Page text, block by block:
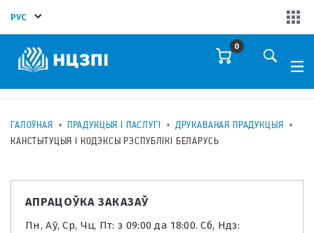
РУС
0
ГАЛОЎНАЯ ПРАДУКЦЫЯ І ПАСЛУГІ
ДРУКАВАНАЯ ПРАДУКЦЫЯ
КАНСТЫТУЦЫЯ I КОДЭКСЫ РЭСПУБЛIКI БЕЛАРУСЬ
АПРАЦОЎКА ЗАКАЗАЎ
Пн, Аў, Ср, Чц, Пт: з 09:00 да 18:00. Сб, Ндз: